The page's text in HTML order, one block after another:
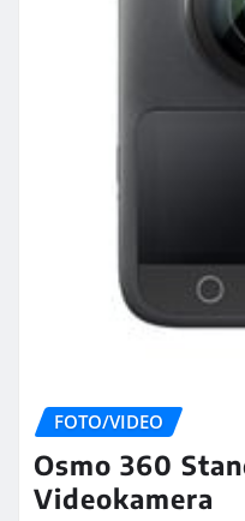
FOTO/VIDEO
Osmo 360
Videokamera